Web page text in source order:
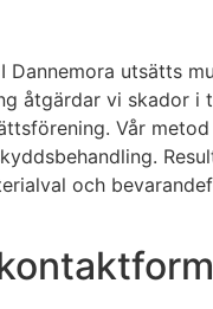
utsätts
åtgärdar vi skador i
Vår
och